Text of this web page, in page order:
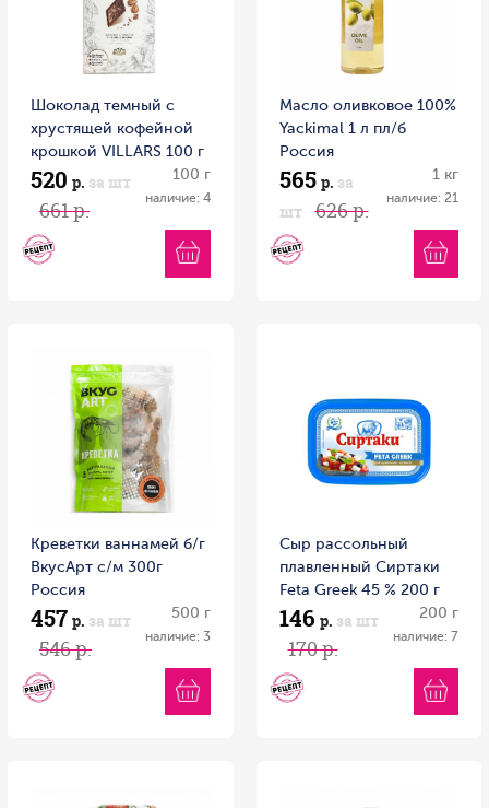
Шоколад темный с
хрустящей кофейной
крошкой VILLARS 100 г
520 р. за шт
661 р.
100 г
наличие: 4
Масло оливковое 100%
Yackimal 1 л пл/б
Россия
565 р. за
шт
626 р.
1 кг
наличие: 21
Креветки ваннамей б/г
ВкусАрт с/м 300г
Россия
457 р. за шт
546 р.
500 г
наличие: 3
Сыр рассольный
плавленный Сиртаки
Feta Greek 45 % 200 г
146 р. за шт
170 р.
200 г
наличие: 7